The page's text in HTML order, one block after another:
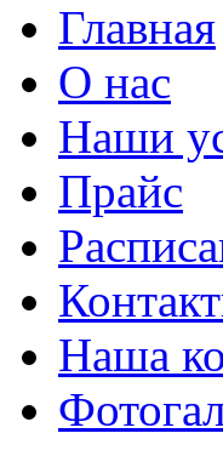
Главная
О нас
Наши
Прайс
Наша